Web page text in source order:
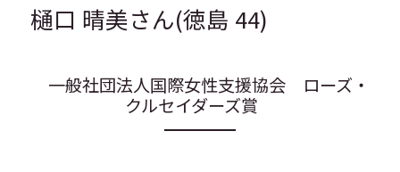
樋口 晴美さん(徳島 44)
一般社団法人国際女性支援協会　ローズ・
クルセイダーズ賞